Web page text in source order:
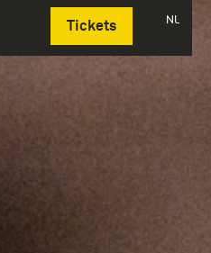
Tickets NL
Deutsch